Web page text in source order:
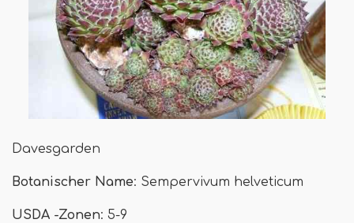
Davesgarden
Botanischer Name: Sempervivum helveticum
USDA -Zonen: 5-9